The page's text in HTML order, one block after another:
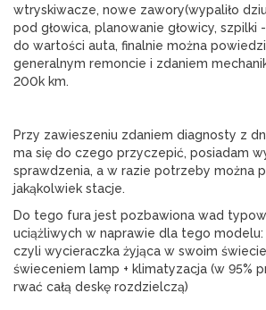
wtryskiwacze, nowe zawory(wypaliło
pod głowica, planowanie głowicy, szpilki
do wartości auta, finalnie można
generalnym remoncie i zdaniem
200k km.
Przy zawieszeniu zdaniem diagnosty z
ma się do czego przyczepić, posiadam
sprawdzenia, a w razie potrzeby można
jakąkolwiek stacje.
Do tego fura jest pozbawiona wad
uciążliwych w naprawie dla tego modelu:
czyli wycieraczka żyjąca w swoim
świeceniem lamp + klimatyzacja (w 95%
rwać całą deskę rozdzielczą)